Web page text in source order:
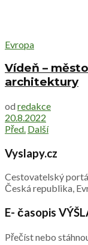
Evropa
Vídeň –
architektury
od redakce
20.8.2022
Před. Další
Vyslapy.cz
Cestovatelský
Česká republika,
E- časopis
Přečíst nebo